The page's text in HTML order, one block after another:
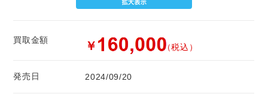
買取金額 ￥ （税込）
発売日 2024/09/20